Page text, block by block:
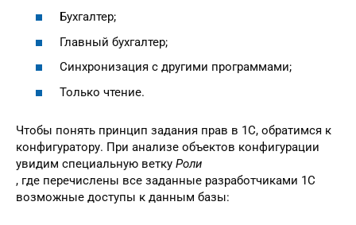
Бухгалтер;
Главный бухгалтер;
Синхронизация с другими программами;
Только чтение.
Чтобы понять принцип задания прав в 1С, обратимся к
конфигуратору. При анализе объектов конфигурации
увидим специальную ветку Роли
, где перечислены все заданные разработчиками 1С
возможные доступы к данным базы: